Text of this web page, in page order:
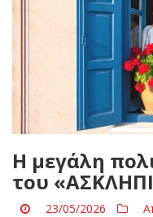
Η μεγάλη
του
23/05/2026